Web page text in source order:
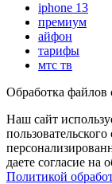
iphone 13
премиум
айфон
тарифы
мтс тв
Обработка файлов
Наш сайт
даете согласие на
Политикой